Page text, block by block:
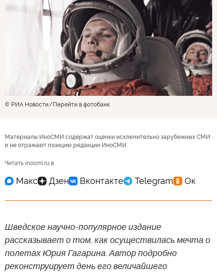
© РИА Новости Перейти в фотобанк
Материалы ИноСМИ содержат оценки исключительно зарубежных СМИ
и не отражают позицию редакции ИноСМИ
Читать inosmi.ru в
Шведское научно-популярное издание
рассказывает о том, как осуществилась мечта о
полетах Юрия Гагарина. Автор подробно
реконструирует день его величайшего